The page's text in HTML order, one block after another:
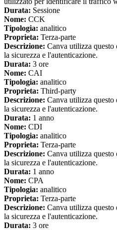
Durata: Sessione
Nome: CCK
Tipologia: analitico
Proprieta: Terza-parte
Descrizione: Canva utilizza questo
la sicurezza e l'autenticazione.
Durata: 3 ore
Nome: CAI
Tipologia: analitico
Proprieta: Third-party
Descrizione: Canva utilizza questo
la sicurezza e l'autenticazione.
Durata: 1 anno
Nome: CDI
Tipologia: analitico
Proprieta: Terza-parte
Descrizione: Canva utilizza questo
la sicurezza e l'autenticazione.
Durata: 1 anno
Nome: CPA
Tipologia: analitico
Proprieta: Terza-parte
Descrizione: Canva utilizza questo
la sicurezza e l'autenticazione.
Durata: 3 ore